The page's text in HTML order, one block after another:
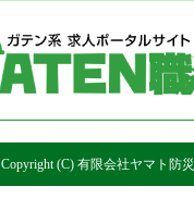
Copyright (C) 有限会社ヤマト防災